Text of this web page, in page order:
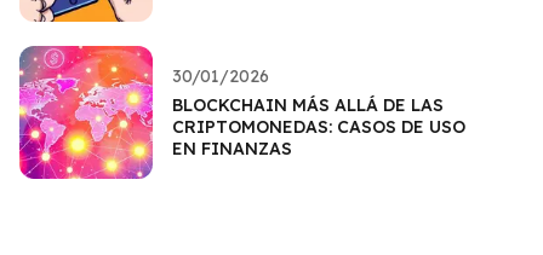
30/01/2026
BLOCKCHAIN MÁS ALLÁ DE LAS
CRIPTOMONEDAS: CASOS DE USO
EN FINANZAS